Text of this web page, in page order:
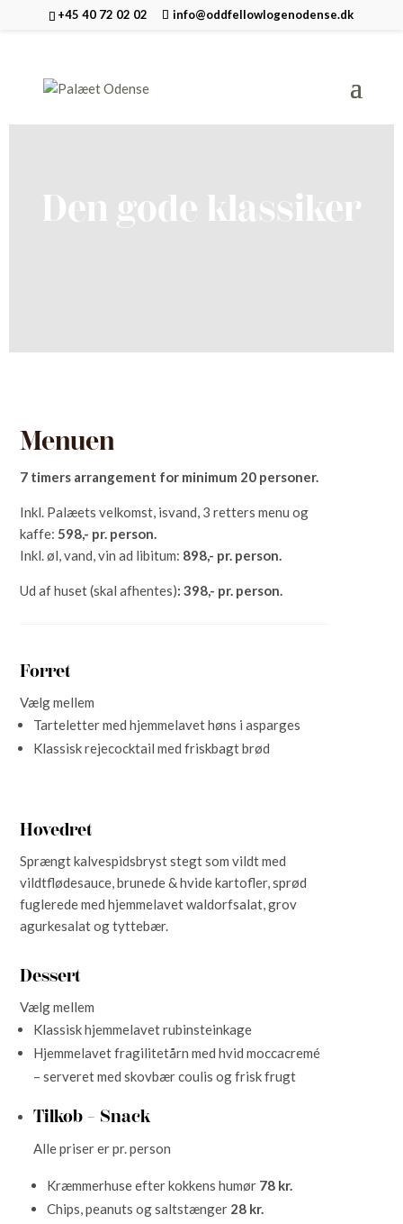
+45 40 72 02 02 info@oddfellowlogenodense.dk
Den gode klassiker
Menuen
7 timers arrangement for minimum 20 personer.
Inkl. Palæets velkomst, isvand, 3 retters menu og
kaffe: 598,- pr. person.
Inkl. øl, vand, vin ad libitum: 898,- pr. person.​
Ud af huset (skal afhentes): 398,- pr. person.
Forret
Vælg mellem
Tarteletter med hjemmelavet høns i asparges
Klassisk rejecocktail med friskbagt brød
Hovedret
Sprængt kalvespidsbryst stegt som vildt med
vildtflødesauce, brunede & hvide kartofler, sprød
fuglerede med hjemmelavet waldorfsalat, grov
agurkesalat og tyttebær.
Dessert
Vælg mellem
Klassisk hjemmelavet rubinsteinkage
Hjemmelavet fragilitetårn med hvid moccacremé
– serveret med skovbær coulis og frisk frugt
Tilkøb – Snack
Alle priser er pr. person
Kræmmerhuse efter kokkens humør 78 kr.
Chips, peanuts og saltstænger 28 kr.